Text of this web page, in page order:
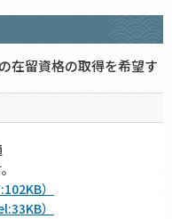
在留資格の取得を希望す
）
）